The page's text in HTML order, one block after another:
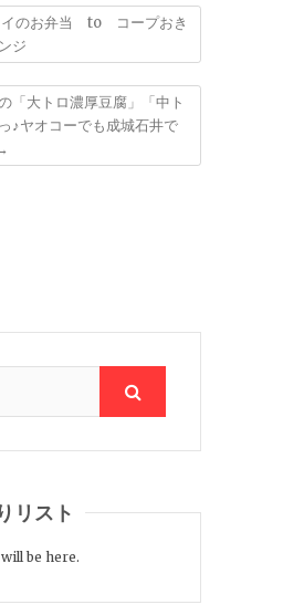
イのお弁当 to コープおき
ジ
「大トロ濃厚豆腐」「中ト
♪ヤオコーでも成城石井で
リスト
be here.